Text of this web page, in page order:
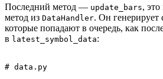
Последний метод — update_bars,
метод из DataHandler. Он генерирует
которые попадают в очередь, как
в latest_symbol_data:
# data.py